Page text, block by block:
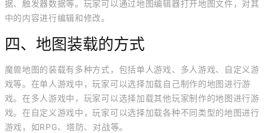
据、触发器数据等。玩家可以通过地图编辑器打开地图文件，对其
中的内容进行编辑和修改。
四、地图装载的方式
魔兽地图的装载有多种方式，包括单人游戏、多人游戏、自定义游
戏等。在单人游戏中，玩家可以选择加载自己制作的地图进行游
戏。在多人游戏中，玩家可以选择加载其他玩家制作的地图进行游
戏。在自定义游戏中，玩家可以选择加载各种不同类型的地图进行
游戏，如RPG、塔防、对战等。